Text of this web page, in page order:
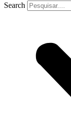
Search